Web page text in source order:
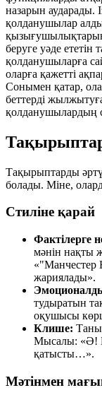
назарын аударады.
қолданушылар
беруге уәде
қолданушыларға
оларға қажетті
Сонымен қатар,
беттерді
қолданушылардың
Тақырыптарды
болады. Міне,
Стиліне қарай
Фактілерге
мәнін нақты
жариялады».
тудыратын
оқушысы
Клише:
Мысалы: «Ә!
қатысты…».
Мәтінмен